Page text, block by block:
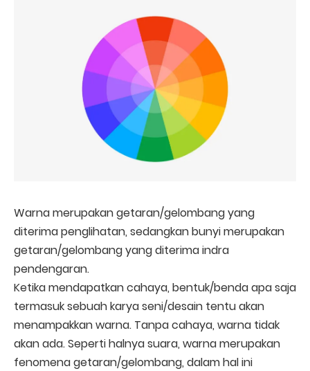
Warna merupakan getaran/gelombang yang
diterima penglihatan, sedangkan bunyi merupakan
getaran/gelombang yang diterima indra
pendengaran.
Ketika mendapatkan cahaya, bentuk/benda apa saja
termasuk sebuah karya seni/desain tentu akan
menampakkan warna. Tanpa cahaya, warna tidak
akan ada. Seperti halnya suara, warna merupakan
fenomena getaran/gelombang, dalam hal ini